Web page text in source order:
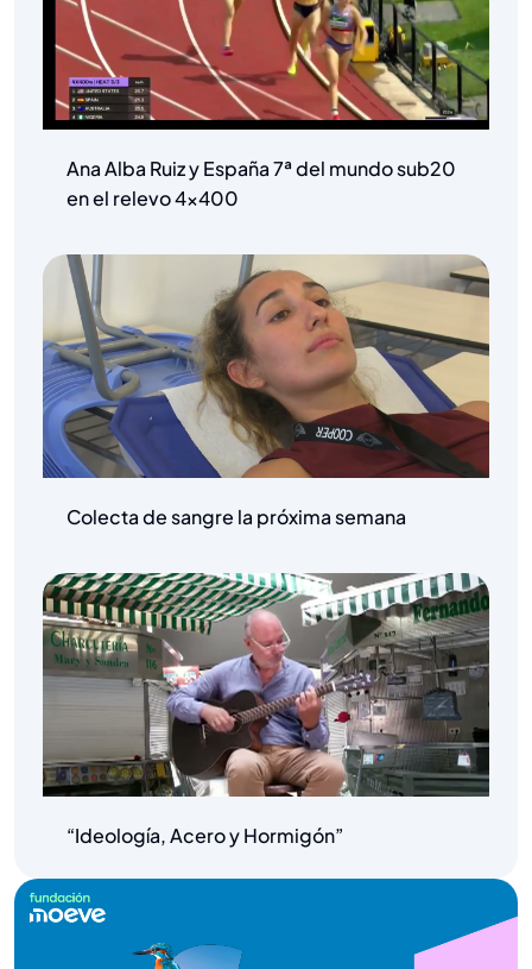
Ana Alba Ruiz y España 7ª del mundo sub20
en el relevo 4×400
Colecta de sangre la próxima semana
“Ideología, Acero y Hormigón”